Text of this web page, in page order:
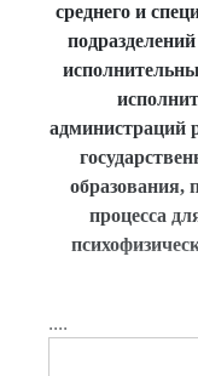
среднего и
администраций
образования,
процесса
....